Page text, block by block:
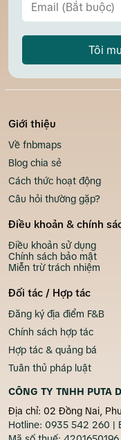
Tôi
Giới thiệu
Về fnbmaps
Blog chia sẻ
Cách thức hoạt động
Câu hỏi thường gặp?
Điều khoản & chính
Điều khoản sử dụng
Chính sách bảo mật
Miễn trừ trách nhiệm
Đối tác / Hợp tác
Đăng ký địa điểm F&B
Chính sách hợp tác
Hợp tác & quảng bá
Tuân thủ pháp luật
CÔNG TY TNHH PUTA
Địa chỉ: 02 Đồng Nai,
Hotline: 0935 542 260 |